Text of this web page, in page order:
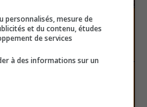
personnalisés, mesure de
et du contenu, études
de services
à des informations sur un